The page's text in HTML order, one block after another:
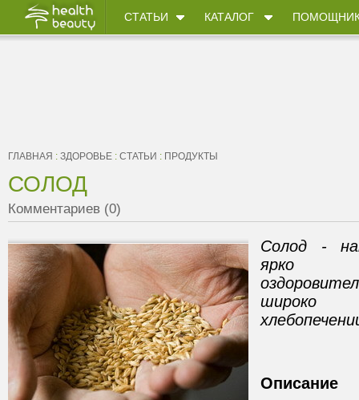
СТАТЬИ КАТАЛОГ
ГЛАВНАЯ : ЗДОРОВЬЕ : СТАТЬИ : ПРОДУКТЫ
СОЛОД
Комментариев (0)
Солод -
ярко
широко
Описание